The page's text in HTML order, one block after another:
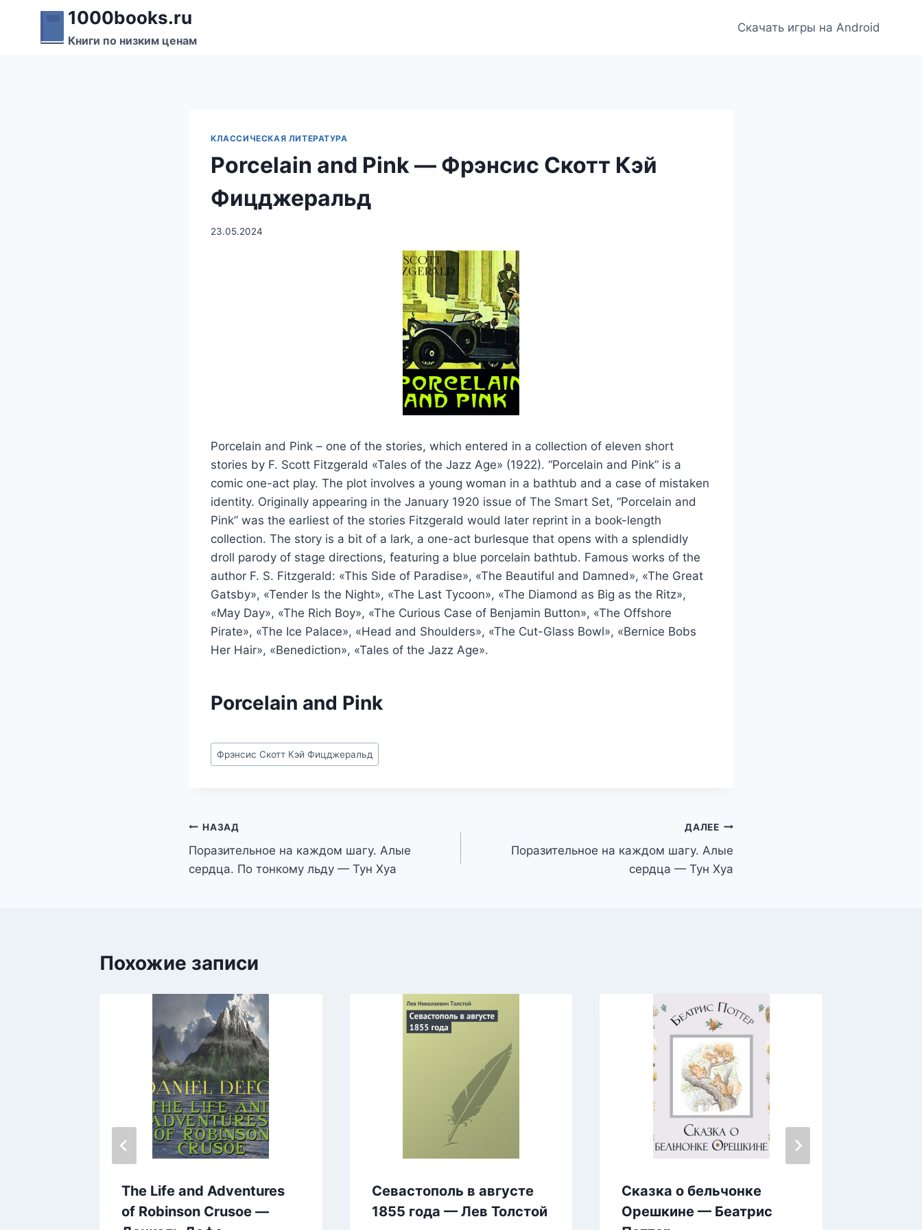
Перейти
содержимому
1000books.ru
Книги по низким ценам
Скачать игры на Android
КЛАССИЧЕСКАЯ ЛИТЕРАТУРА
Porcelain and Pink — Фрэнсис Скотт Кэй
Фицджеральд
23.05.2024
Porcelain and Pink – one of the stories, which entered in a collection of eleven short
stories by F. Scott Fitzgerald «Tales of the Jazz Age» (1922). “Porcelain and Pink” is a
comic one-act play. The plot involves a young woman in a bathtub and a case of mistaken
identity. Originally appearing in the January 1920 issue of The Smart Set, “Porcelain and
Pink” was the earliest of the stories Fitzgerald would later reprint in a book-length
collection. The story is a bit of a lark, a one-act burlesque that opens with a splendidly
droll parody of stage directions, featuring a blue porcelain bathtub. Famous works of the
author F. S. Fitzgerald: «This Side of Paradise», «The Beautiful and Damned», «The Great
Gatsby», «Tender Is the Night», «The Last Tycoon», «The Diamond as Big as the Ritz»,
«May Day», «The Rich Boy», «The Curious Case of Benjamin Button», «The Offshore
Pirate», «The Ice Palace», «Head and Shoulders», «The Cut-Glass Bowl», «Bernice Bobs
Her Hair», «Benediction», «Tales of the Jazz Age».
Porcelain and Pink
Метки
записи:
Фрэнсис Скотт Кэй Фицджеральд
Навигация
по
НАЗАД
Поразительное на каждом шагу. Алые
сердца. По тонкому льду — Тун Хуа
ДАЛЕЕ
Поразительное на каждом шагу. Алые
сердца — Тун Хуа
Похожие записи
The Life and Adventures
of Robinson Crusoe —
Севастополь в августе
1855 года — Лев Толстой
Сказка о бельчонке
Орешкине — Беатрис